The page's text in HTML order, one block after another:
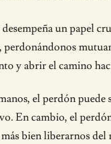
un papel
y abrir el camino
el perdón
En cambio, el
bien liberarnos